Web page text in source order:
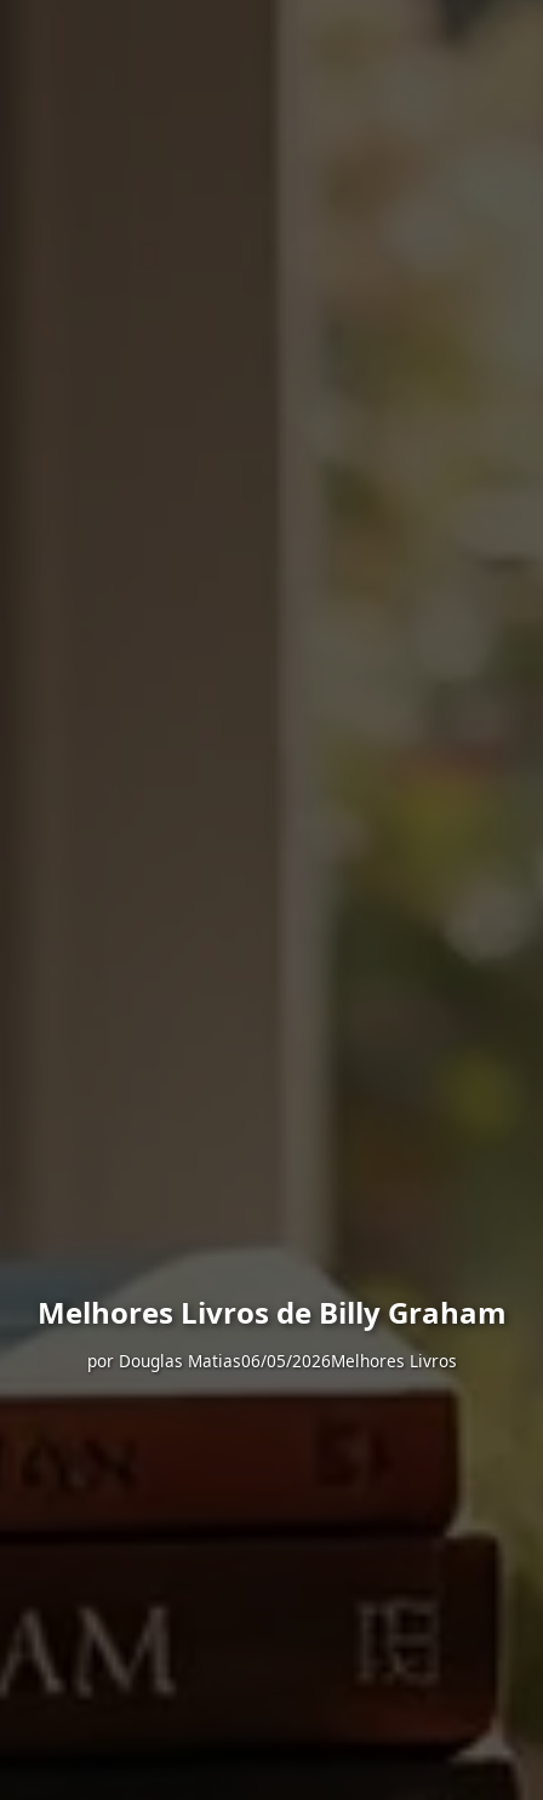
Melhores Livros de Billy Graham
por Douglas Matias06/05/2026Melhores Livros